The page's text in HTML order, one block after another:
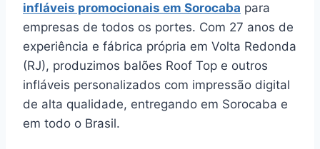
infláveis promocionais em Sorocaba para
empresas de todos os portes. Com 27 anos de
experiência e fábrica própria em Volta Redonda
(RJ), produzimos balões Roof Top e outros
infláveis personalizados com impressão digital
de alta qualidade, entregando em Sorocaba e
em todo o Brasil.